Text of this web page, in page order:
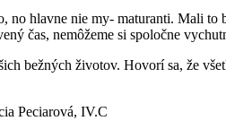
no hlavne nie my- maturanti. Mali
čas, nemôžeme si spoločne
bežných životov. Hovorí sa, že
IV.C